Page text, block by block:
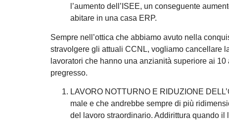
l’aumento dell’ISEE, un conseguente
abitare in una casa ERP.
Sempre nell’ottica che abbiamo avuto nella
stravolgere gli attuali CCNL, vogliamo cancellare
lavoratori che hanno una anzianità superiore ai
pregresso.
LAVORO NOTTURNO E RIDUZIONE
male e che andrebbe sempre di più
del lavoro straordinario. Addirittura quando